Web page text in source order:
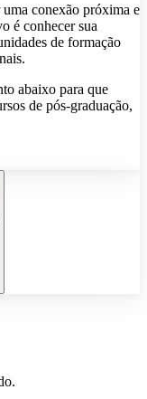
conexão próxima e
é conhecer sua
de formação
abaixo para que
de pós-graduação,